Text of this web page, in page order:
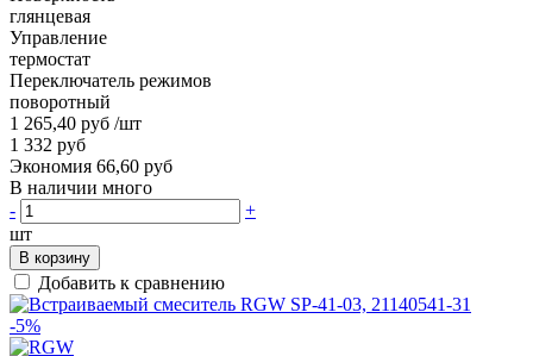
глянцевая
Управление
термостат
Переключатель режимов
поворотный
1 265,40 руб /шт
1 332 руб
Экономия 66,60 руб
В наличии много
-
+
шт
В корзину
Добавить к сравнению
-5%